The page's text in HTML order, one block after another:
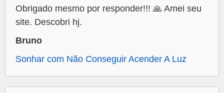
Obrigado mesmo por responder!!! 🙏 Amei seu
site. Descobri hj.
Bruno
Sonhar com Não Conseguir Acender A Luz